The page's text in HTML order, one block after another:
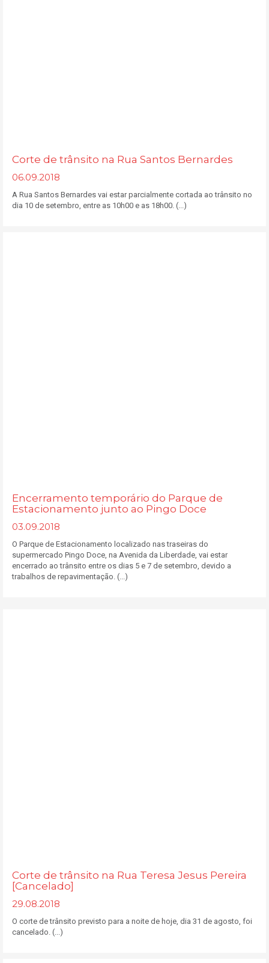
Corte de trânsito na Rua Santos Bernardes
06.09.2018
A Rua Santos Bernardes vai estar parcialmente cortada ao trânsito no
dia 10 de setembro, entre as 10h00 e as 18h00. (...)
Encerramento temporário do Parque de
Estacionamento junto ao Pingo Doce
03.09.2018
O Parque de Estacionamento localizado nas traseiras do
supermercado Pingo Doce, na Avenida da Liberdade, vai estar
encerrado ao trânsito entre os dias 5 e 7 de setembro, devido a
trabalhos de repavimentação. (...)
Corte de trânsito na Rua Teresa Jesus Pereira
[Cancelado]
29.08.2018
O corte de trânsito previsto para a noite de hoje, dia 31 de agosto, foi
cancelado. (...)